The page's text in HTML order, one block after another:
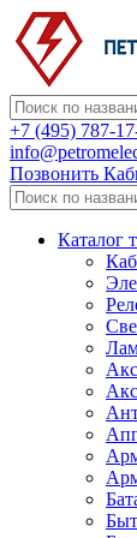
+7 (495) 787-
Позвонить
Каталог